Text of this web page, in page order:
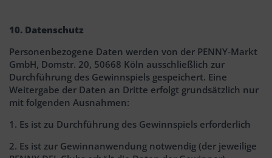
10. Datenschutz
Personenbezogene Daten werden von der PENNY-Markt
GmbH, Domstr. 20, 50668 Köln ausschließlich zur
Durchführung des Gewinnspiels gespeichert. Eine
Weitergabe der Daten an Dritte erfolgt grundsätzlich nur
mit folgenden Ausnahmen:
1. Es ist zu Durchführung des Gewinnspiels erforderlich
2. Es ist zur Gewinnanwendung notwendig (der jeweilige